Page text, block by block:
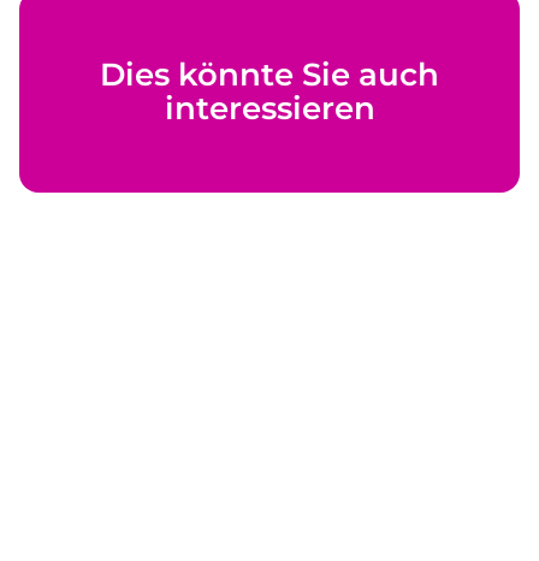
Dies könnte Sie auch
interessieren